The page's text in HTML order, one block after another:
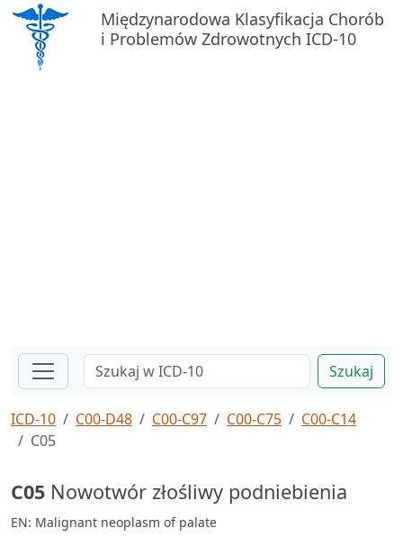
Międzynarodowa Klasyfikacja Chorób
i Problemów Zdrowotnych ICD-10
Szukaj
ICD-10 C00-D48 C00-C97 C00-C75
C00-C14
C05
C05 Nowotwór złośliwy podniebienia
EN: Malignant neoplasm of palate